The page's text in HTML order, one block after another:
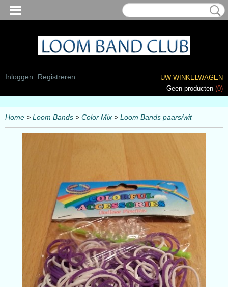
Inloggen Registreren
UW WINKELWAGEN
Geen producten (0)
Home > Loom Bands > Color Mix > Loom Bands paars/wit